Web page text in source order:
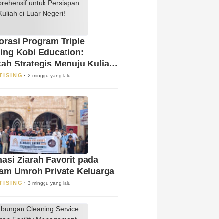
Program Triple
Kobi Education:
Strategis Menuju Kuliah
Negeri!
2 minggu yang lalu
Ziarah Favorit pada
Umroh Private Keluarga
3 minggu yang lalu